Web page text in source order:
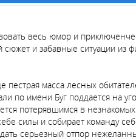
весь юмор и
и забавные ситуации из
масса лесных
по имени Буг поддается на
потерявшимся в незнакомых
силы и собирает команду
серьезный отпор